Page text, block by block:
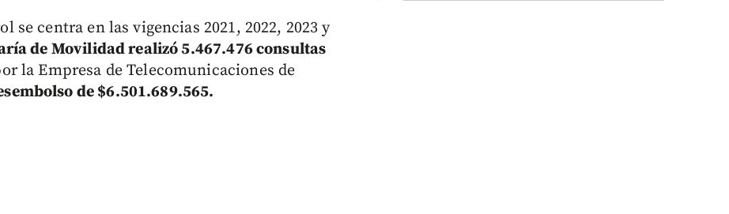
centra en las vigencias 2021, 2022, 2023 y
de Movilidad realizó 5.467.476 consultas
la Empresa de Telecomunicaciones de
de $6.501.689.565.